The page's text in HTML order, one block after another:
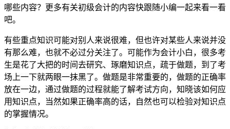
哪些内容？更多有关初级会计的内容快跟随小编一起来看一看
吧。
有些重点知识可能对别人来说很难，但也许对某些人来说并没
有那么难，也就不必过分关注了。可能作为会计小白，很多考
生是花了大把的时间去研究、琢磨知识点，疏于做题，到了考
场上一下就两眼一抹黑了。做题是非常重要的，做题的正确率
放在一边，通过做题的过程就能了解考试方向，知晓该如何应
用知识点，当然如果正确率高的话，自然也可以检验对知识点
的掌握情况。